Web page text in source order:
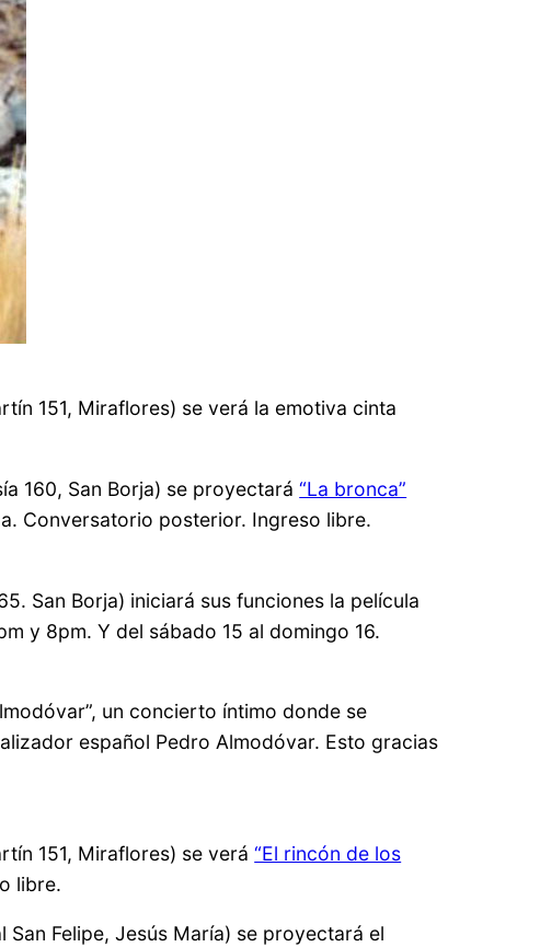
151, Miraflores) se verá la emotiva cinta
160, San Borja) se proyectará“La bronca”
Conversatorio posterior. Ingreso libre.
San Borja) iniciará sus funciones la película
y 8pm. Y del sábado 15 al domingo 16.
un concierto íntimo donde se
español Pedro Almodóvar. Esto gracias
151, Miraflores) se verá“El rincón de los
libre.
Felipe, Jesús María) se proyectará el